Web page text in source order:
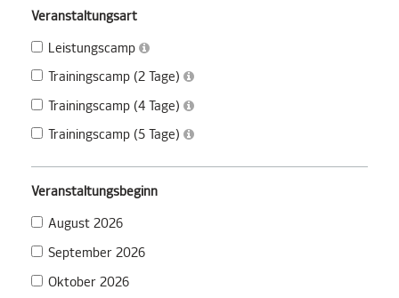
Veranstaltungsart
Leistungscamp
Trainingscamp (2 Tage)
Trainingscamp (4 Tage)
Trainingscamp (5 Tage)
Veranstaltungsbeginn
August 2026
September 2026
Oktober 2026